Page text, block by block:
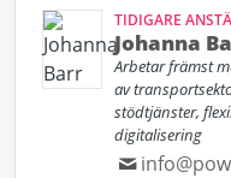
TIDIGARE
Johanna
Arbetar främst
av
stödtjänster,
digitalisering